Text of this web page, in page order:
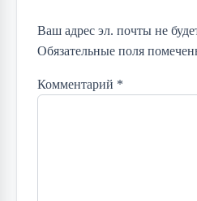
Ваш адрес эл. почты не
Обязательные поля
Комментарий *